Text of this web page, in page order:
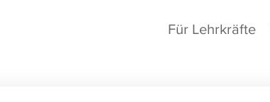
Für Lehrkräfte